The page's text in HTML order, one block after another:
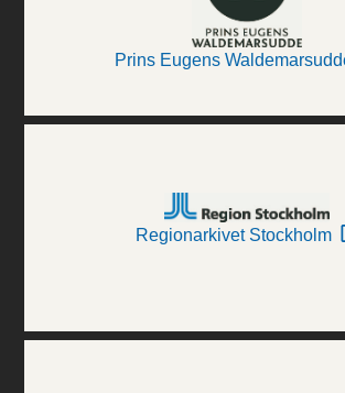
Prins Eugens
Regionarkivet Stockholm